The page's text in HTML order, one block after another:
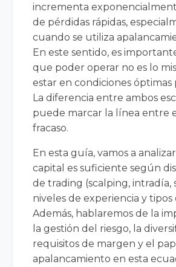
incrementa
de pérdidas rápidas,
cuando se utiliza
En este sentido, es
que poder operar no es lo
estar en condiciones óptimas
La diferencia entre ambos
puede marcar la línea entre
fracaso.
En esta guía, vamos a
capital es suficiente según
de trading (scalping, intradía,
niveles de experiencia y tipos
Además, hablaremos de la
la gestión del riesgo, la
requisitos de margen y el
apalancamiento en esta